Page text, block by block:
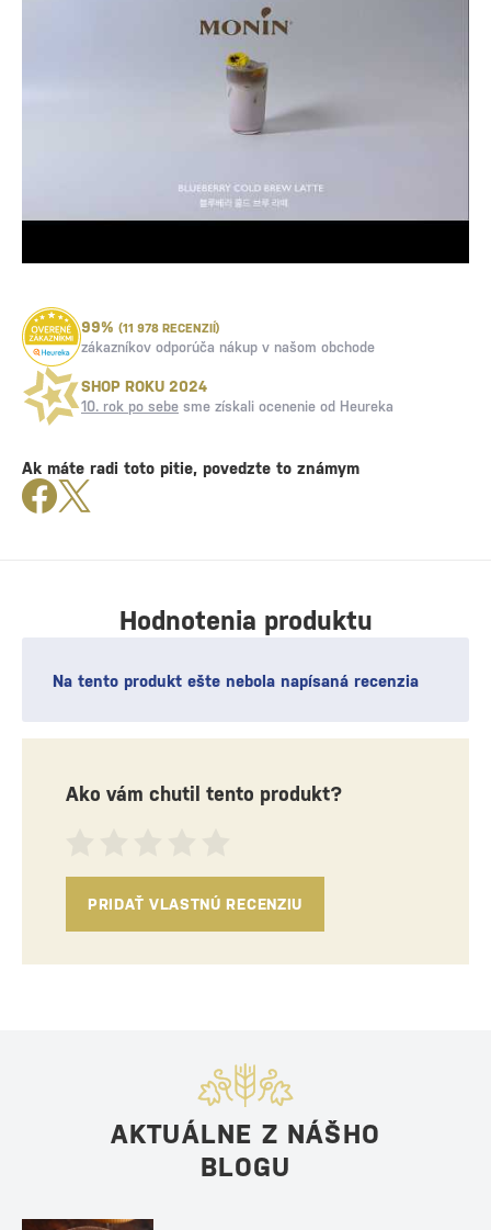
Hodnotenia produktu
Na tento produkt ešte nebola napísaná recenzia
Ako vám chutil tento produkt?
PRIDAŤ VLASTNÚ RECENZIU
99% (11 978 RECENZIÍ)
zákazníkov odporúča nákup v našom obchode
SHOP ROKU 2024
10. rok po sebe sme získali ocenenie od Heureka
Ak máte radi toto pitie, povedzte to známym
AKTUÁLNE Z NÁŠHO
BLOGU